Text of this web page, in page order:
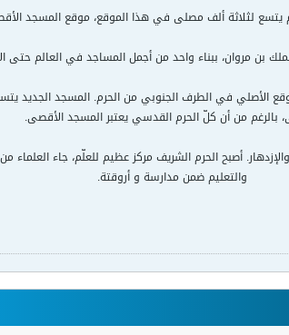
لثلاثة ألف مصلى في هذا الموقع، موقع المسجد
بن مروان، ببناء واحد من أجمل المساجد في
بالرغم من أن كلّ الحرم القدسي يعتبر المسجد الأقصى.
أصبح الحرم الشريف مركز عظيم للعلّم، جاء
والتعليم ضمن مدارسة و أروقتة.